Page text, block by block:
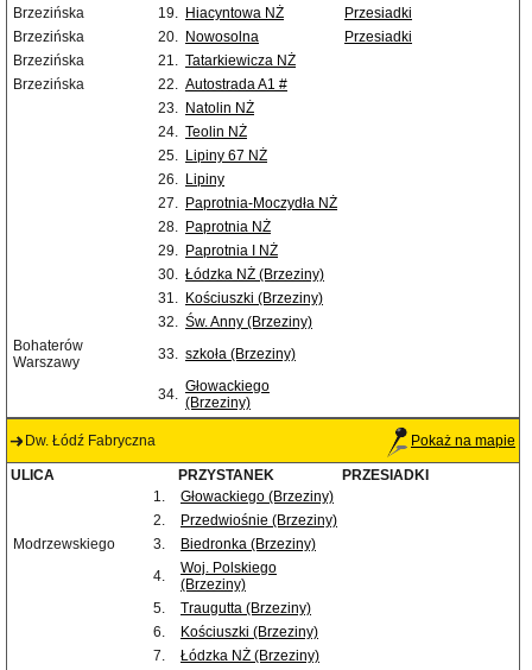
Brzezińska
19. Hiacyntowa NŻ
Przesiadki
Brzezińska
20. Nowosolna
Przesiadki
Brzezińska
21. Tatarkiewicza NŻ
Brzezińska
22. Autostrada A1 #
23. Natolin NŻ
24. Teolin NŻ
25. Lipiny 67 NŻ
26. Lipiny
27. Paprotnia-Moczydła NŻ
28. Paprotnia NŻ
29. Paprotnia I NŻ
30. Łódzka NŻ (Brzeziny)
31. Kościuszki (Brzeziny)
32. Św. Anny (Brzeziny)
Bohaterów
Warszawy
33. szkoła (Brzeziny)
34. Głowackiego
(Brzeziny)
Dw. Łódź Fabryczna Pokaż na mapie
ULICA PRZYSTANEK
PRZESIADKI
1.
Głowackiego (Brzeziny)
2.
Przedwiośnie (Brzeziny)
Modrzewskiego
3.
Biedronka (Brzeziny)
4.
Woj. Polskiego
(Brzeziny)
5.
Traugutta (Brzeziny)
6.
Kościuszki (Brzeziny)
7.
Łódzka NŻ (Brzeziny)